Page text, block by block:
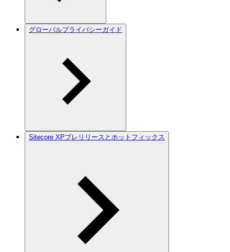
グローバルプライバシーガイド
Sitecore XPプレリリースとホットフィックス